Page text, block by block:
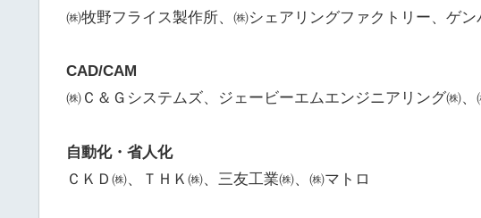
㈱牧野フライス製作所、㈱シェアリングファクトリー、ゲン
CAD/CAM
㈱Ｃ＆Ｇシステムズ、ジェービーエムエンジニアリング㈱、
自動化・省人化
ＣＫＤ㈱、ＴＨＫ㈱、三友工業㈱、㈱マトロ